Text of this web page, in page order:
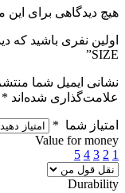
هیچ دیدگاهی برای
SIZE”
نشانی ایمیل شما
علامت‌گذاری شده‌اند *
امتیاز شما *
Value for money
1
2
3
4
5
Durability